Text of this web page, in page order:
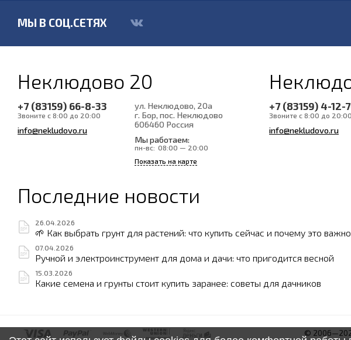
МЫ В СОЦ.СЕТЯХ
Неклюдово 20
+7 (83159) 66-8-33
Звоните с 8:00 до 20:00
info@nekludovo.ru
ул. Неклюдово, 20а
г. Бор, пос. Неклюдово
606460 Россия
Мы работаем:
пн-вс: 08:00 — 20:00
Показать на карте
+7 (83159) 4-12-
Звоните с 8:00 до 20:00
info@nekludovo.ru
Последние новости
26.04.2026
🌱 Как выбрать грунт для растений: что купить сейчас и почему это важно
07.04.2026
Ручной и электроинструмент для дома и дачи: что пригодится весной
15.03.2026
Какие семена и грунты стоит купить заранее: советы для дачников
©